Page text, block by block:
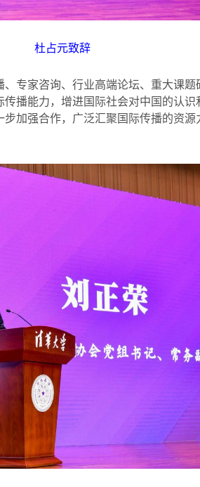
杜占元致辞
专家咨询、行业高端论坛、重大课
播能力，增进国际社会对中国的认
加强合作，广泛汇聚国际传播的资